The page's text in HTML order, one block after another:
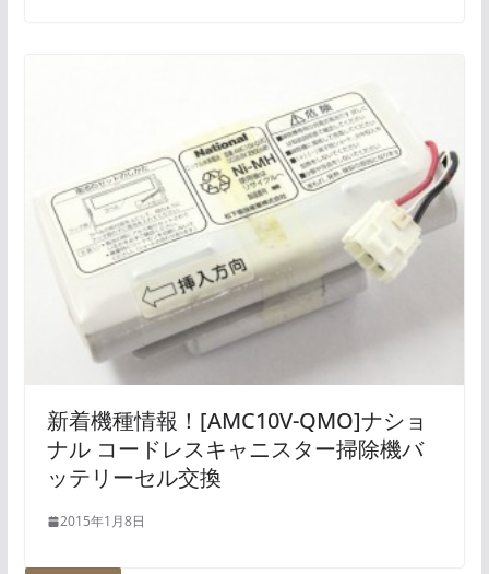
新着機種情報！[AMC10V-QMO]ナショ
ナル コードレスキャニスター掃除機バ
ッテリーセル交換
2015年1月8日